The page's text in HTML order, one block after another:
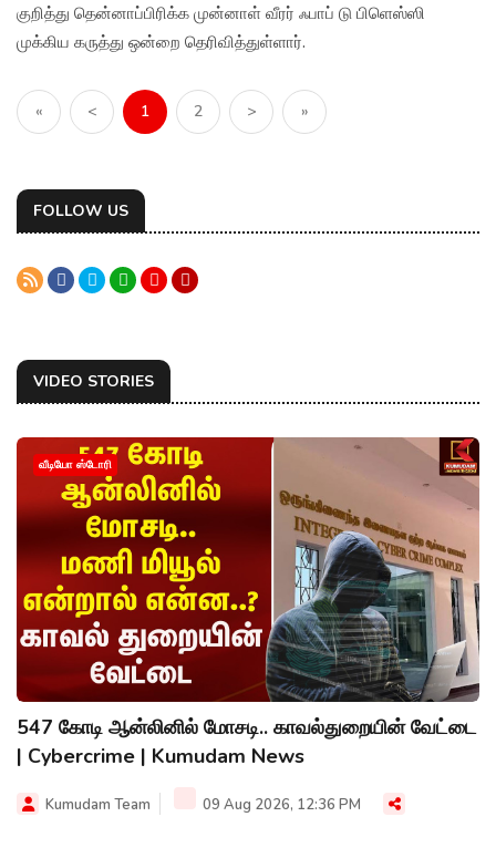
குறித்து தென்னாப்பிரிக்க முன்னாள் வீரர் ஃபாப் டு பிளெஸ்ஸி
முக்கிய கருத்து ஒன்றை தெரிவித்துள்ளார்.
« < 1 2 > »
FOLLOW US
VIDEO STORIES
வீடியோ ஸ்டோரி
547 கோடி ஆன்லினில் மோசடி.. காவல்துறையின் வேட்டை
| Cybercrime | Kumudam News
Kumudam Team 09 Aug 2026, 12:36 PM